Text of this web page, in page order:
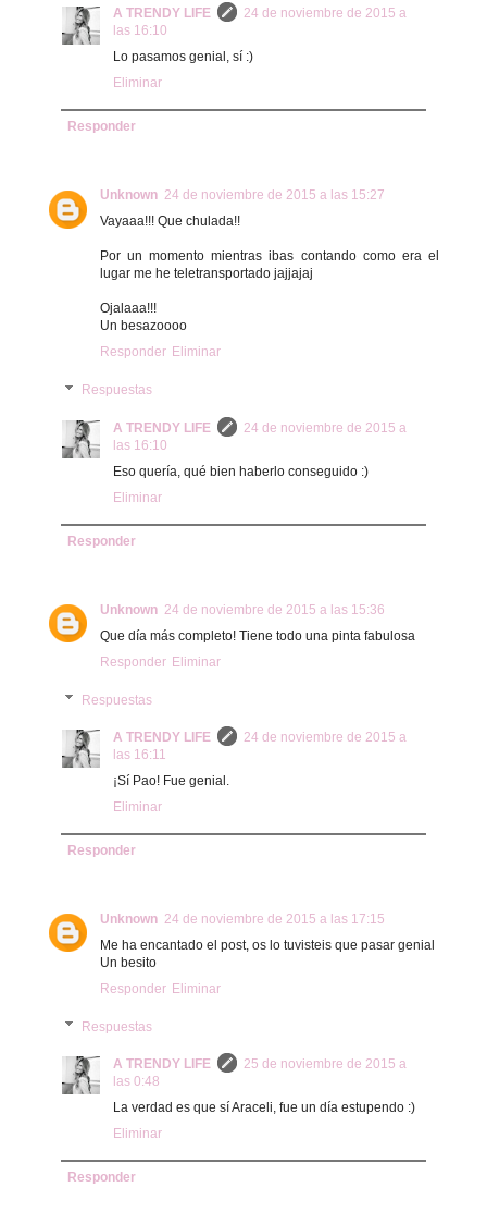
A TRENDY LIFE
24 de noviembre de 2015 a
las 16:10
Lo pasamos genial, sí :)
Eliminar
Responder
Unknown 24 de noviembre de 2015 a las 15:27
Vayaaa!!! Que chulada!!
Por un momento mientras ibas contando como era el
lugar me he teletransportado jajjajaj
Ojalaaa!!!
Un besazoooo
Responder Eliminar
Respuestas
A TRENDY LIFE
24 de noviembre de 2015 a
las 16:10
Eso quería, qué bien haberlo conseguido :)
Eliminar
Responder
Unknown 24 de noviembre de 2015 a las 15:36
Que día más completo! Tiene todo una pinta fabulosa
Responder Eliminar
Respuestas
A TRENDY LIFE
24 de noviembre de 2015 a
las 16:11
¡Sí Pao! Fue genial.
Eliminar
Responder
Unknown 24 de noviembre de 2015 a las 17:15
Me ha encantado el post, os lo tuvisteis que pasar genial
Un besito
Responder Eliminar
Respuestas
A TRENDY LIFE
25 de noviembre de 2015 a
las 0:48
La verdad es que sí Araceli, fue un día estupendo :)
Eliminar
Responder